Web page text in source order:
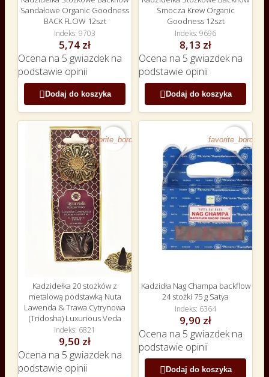
Sandałowe Organic Goodness
BACK FLOW 12szt
Indeks 9703
5,74 zł
Ocena na 5 gwiazdek na
podstawie opinii
Dodaj do koszyka
Smocza Krew Organic
Goodness 12szt
Indeks 9696
8,13 zł
Ocena na 5 gwiazdek na
podstawie opinii
Dodaj do koszyka
favorite_border
Kadzidełka 20 stożków z
metalową podstawką Nuta
Lawenda & Trawa Cytrynowa
(Tridosha) Luxurious Veda
Indeks 6821
9,50 zł
Ocena na 5 gwiazdek na
podstawie opinii
favorite_border
Kadzidła Nag Champa backflow
24 stożki 75 g Satya
Indeks 6364
9,90 zł
Ocena na 5 gwiazdek na
podstawie opinii
 Dodaj do koszyka